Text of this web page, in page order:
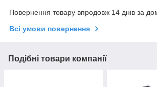
Повернення товару впродовж 14 днів за
Всі умови повернення
Подібні товари компанії